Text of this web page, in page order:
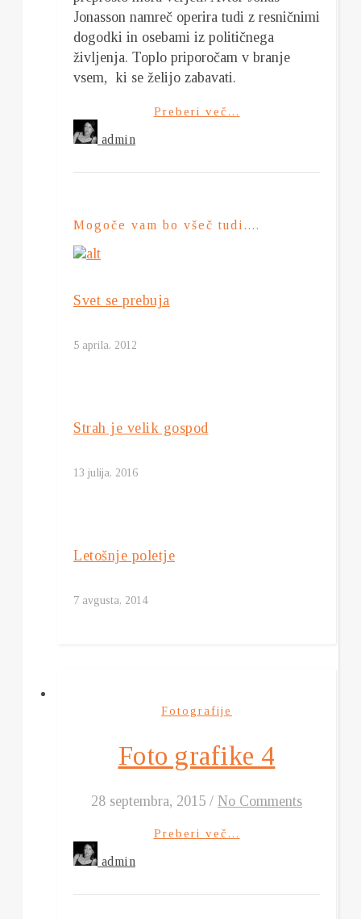
Jonasson namreč operira tudi z resničnimi
dogodki in osebami iz političnega
življenja. Toplo priporočam v branje
vsem, ki se želijo zabavati.
Preberi več...
admin
Mogoče vam bo všeč tudi....
Svet se prebuja
5 aprila, 2012
Strah je velik gospod
13 julija, 2016
Letošnje poletje
7 avgusta, 2014
Fotografije
Foto grafike 4
28 septembra, 2015 / No Comments
Preberi več...
admin